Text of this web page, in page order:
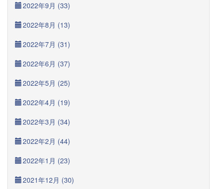
2022年9月 (33)
2022年8月 (13)
2022年7月 (31)
2022年6月 (37)
2022年5月 (25)
2022年4月 (19)
2022年3月 (34)
2022年2月 (44)
2022年1月 (23)
2021年12月 (30)